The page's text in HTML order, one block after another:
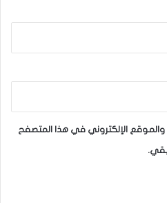
والموقع الإلكتروني في هذا المتصفح